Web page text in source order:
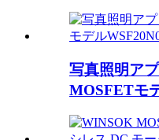
写真照明ア
MOSFETモ